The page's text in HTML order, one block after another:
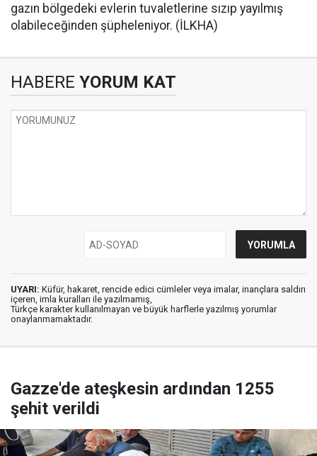
gazın bölgedeki evlerin tuvaletlerine sızıp yayılmış
olabileceğinden şüpheleniyor. (İLKHA)
HABERE YORUM KAT
UYARI: Küfür, hakaret, rencide edici cümleler veya imalar, inançlara saldırı
içeren, imla kuralları ile yazılmamış,
Türkçe karakter kullanılmayan ve büyük harflerle yazılmış yorumlar
onaylanmamaktadır.
Gazze'de ateşkesin ardından 1255
şehit verildi